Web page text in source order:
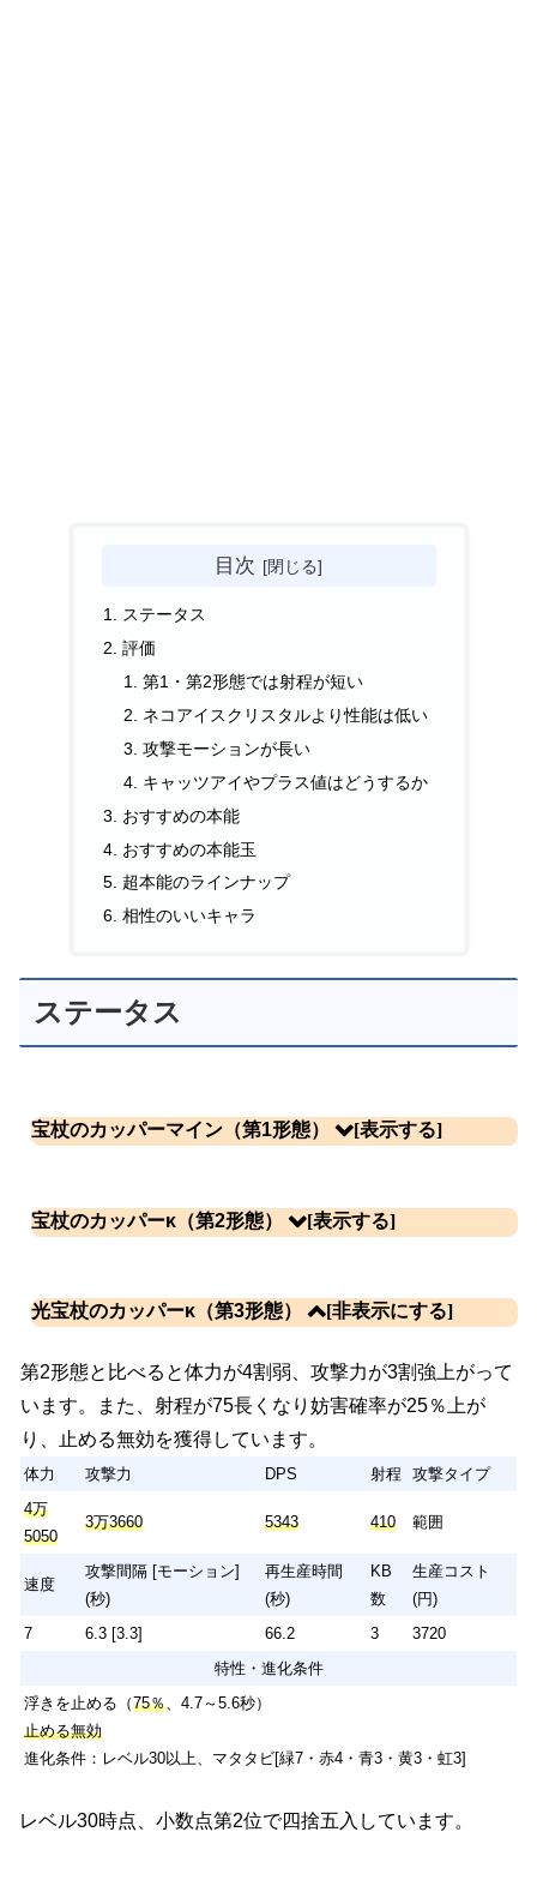
目次
ステータス
評価
第1・第2形態では射程が短い
ネコアイスクリスタルより性能は低い
攻撃モーションが長い
キャッツアイやプラス値はどうするか
おすすめの本能
おすすめの本能玉
超本能のラインナップ
相性のいいキャラ
ステータス
宝杖のカッパーマイン（第1形態）
2万
1万8020 2860 335 範囲
速度
(秒)
(秒)
数
(円)
特性・入手方法
浮きを止める（50％、4.7～5.6秒）
入手方法：電脳学園ギャラクシーギャルズガチャ、エアバスターズガ
チャ、超・極ネコ祭ガチャなど
宝杖のカッパーκ（第2形態）
3万
3320
2万5840 4102 335 範囲
攻撃間隔 [モーション]
(秒)
再生産時間
(秒)
数
(円)
7
浮きを止める（50％、4.7～5.6秒）
光宝杖のカッパーκ（第3形態）
第2形態と比べると体力が4割弱、攻撃力が3割強上がって
います。また、射程が75長くなり妨害確率が25％上が
り、止める無効を獲得しています。
体力 攻撃力 DPS 射程
攻撃タイプ
4万
5050
3万3660 5343 410 範囲
速度
攻撃間隔 [モーション]
(秒)
再生産時間
(秒)
KB
数
生産コスト
(円)
7
6.3 [3.3] 66.2 3
3720
特性・進化条件
浮きを止める（75％ 、4.7～5.6秒）
止める無効
進化条件：レベル30以上、マタタビ[緑7・赤4・青3・黄3・虹3]
レベル30時点、小数点第2位で四捨五入しています。